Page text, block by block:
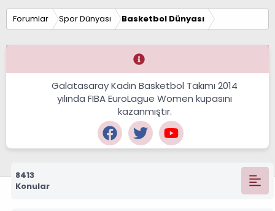
Forumlar Spor Dünyası Basketbol Dünyası
Galatasaray Kadın Basketbol Takımı 2014
yılında FIBA EuroLague Women kupasını
kazanmıştır.
8413
Konular